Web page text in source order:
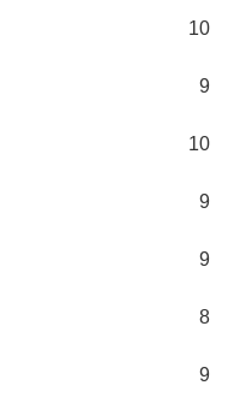
10
9
10
9
9
8
9